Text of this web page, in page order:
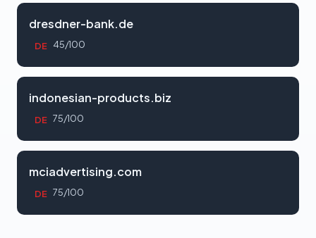
dresdner-bank.de
DE 45/100
indonesian-products.biz
DE 75/100
mciadvertising.com
DE 75/100